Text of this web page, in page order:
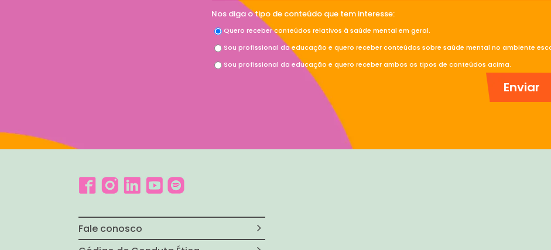
Nos diga o tipo de conteúdo que tem interesse:
Quero receber conteúdos relativos à saúde mental em geral.
Sou profissional da educação e quero receber conteúdos sobre saúde mental no ambiente
Sou profissional da educação e quero receber ambos os tipos de conteúdos acima.
Fale conosco